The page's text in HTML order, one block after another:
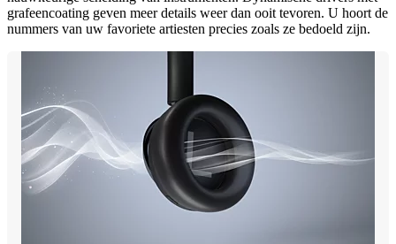
grafeencoating geven meer details weer dan ooit tevoren. U hoort de
nummers van uw favoriete artiesten precies zoals ze bedoeld zijn.